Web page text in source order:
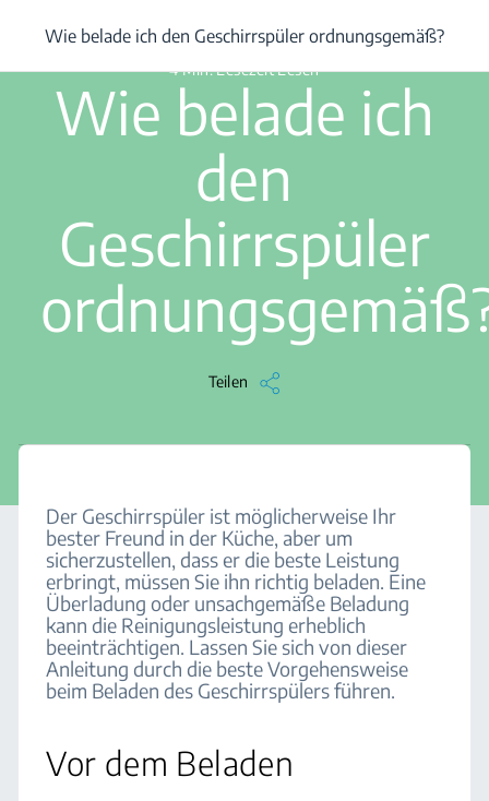
... / Wie belade ich den Geschirrspüler ordnungsgemäß?
4 Min. Lesezeit Lesen
Wie belade ich
den
Geschirrspüler
Teilen
Wie belade ich den Geschirrspüler ordnungsgemäß?
Der Geschirrspüler ist möglicherweise Ihr
bester Freund in der Küche, aber um
sicherzustellen, dass er die beste Leistung
erbringt, müssen Sie ihn richtig beladen. Eine
Überladung oder unsachgemäße Beladung
kann die Reinigungsleistung erheblich
beeinträchtigen. Lassen Sie sich von dieser
Anleitung durch die beste Vorgehensweise
beim Beladen des Geschirrspülers führen.
Vor dem Beladen